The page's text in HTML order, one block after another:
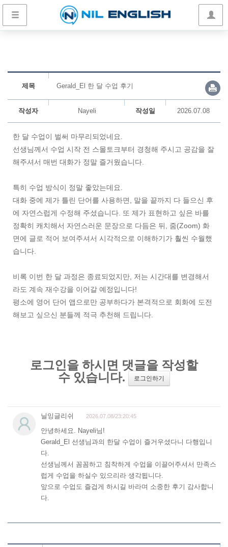
제목 Gerald_El 한 달 수업 후기
작성자 Nayeli 작성일 2026.07.08
한 달 수업이 벌써 마무리되었네요.
선생님께서 수업 시작 전 스몰토크부터 경청해 주시고 공감을 잘
해주셔서 매번 대화가 정말 즐거웠습니다.
특히 수업 방식이 정말 좋았는데요.
대화 중에 제가 틀린 단어를 사용하면, 말을 끝까지 다 들으신 후
에 자연스럽게 수정해 주셨습니다. 또 제가 표현하고 싶은 바를
정확히 캐치해서 자연스러운 문장으로 다듬은 뒤, 줌(Zoom) 화
면에 글로 적어 보여주셔서 시각적으로 이해하기가 훨씬 수월했
습니다.
비록 이번 한 달 과정은 종료되었지만, 저는 시간대를 변경해서
라도 계속 재수강을 이어갈 예정입니다!
평소에 영어 단어 앱으로만 공부하다가 본격적으로 회화에 도전
해보고 싶으신 분들께 적극 추천해 드립니다.